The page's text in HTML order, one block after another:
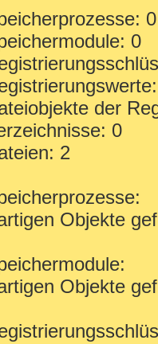
0
0
der
0
2
Objekte
Objekte